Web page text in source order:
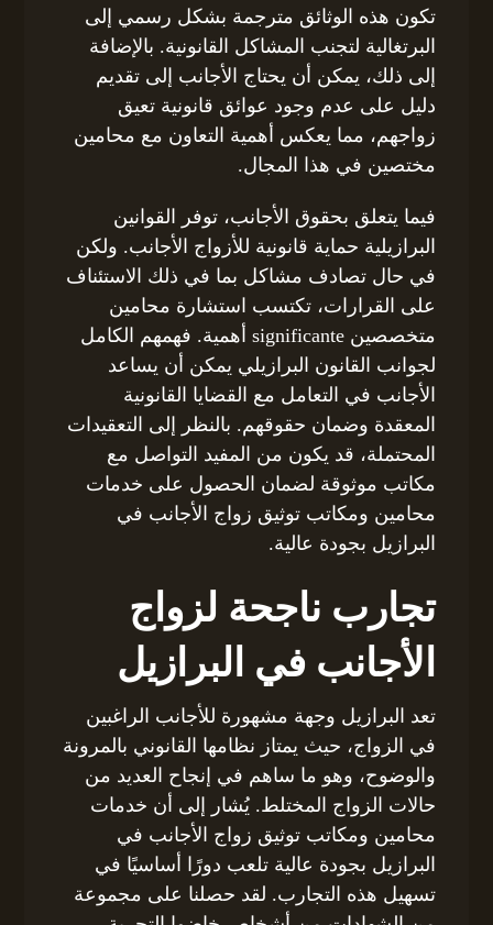
تكون هذه الوثائق مترجمة بشكل رسمي إلى
البرتغالية لتجنب المشاكل القانونية. بالإضافة
إلى ذلك، يمكن أن يحتاج الأجانب إلى تقديم
دليل على عدم وجود عوائق قانونية تعيق
زواجهم، مما يعكس أهمية التعاون مع محامين
مختصين في هذا المجال.
فيما يتعلق بحقوق الأجانب، توفر القوانين
البرازيلية حماية قانونية للأزواج الأجانب. ولكن
في حال تصادف مشاكل بما في ذلك الاستئناف
على القرارات، تكتسب استشارة محامين
متخصصين significante أهمية. فهمهم الكامل
لجوانب القانون البرازيلي يمكن أن يساعد
الأجانب في التعامل مع القضايا القانونية
المعقدة وضمان حقوقهم. بالنظر إلى التعقيدات
المحتملة، قد يكون من المفيد التواصل مع
مكاتب موثوقة لضمان الحصول على خدمات
محامين ومكاتب توثيق زواج الأجانب في
البرازيل بجودة عالية.
تجارب ناجحة لزواج
الأجانب في البرازيل
تعد البرازيل وجهة مشهورة للأجانب الراغبين
في الزواج، حيث يمتاز نظامها القانوني بالمرونة
والوضوح، وهو ما ساهم في إنجاح العديد من
حالات الزواج المختلط. يُشار إلى أن خدمات
محامين ومكاتب توثيق زواج الأجانب في
البرازيل بجودة عالية تلعب دورًا أساسيًا في
تسهيل هذه التجارب. لقد حصلنا على مجموعة